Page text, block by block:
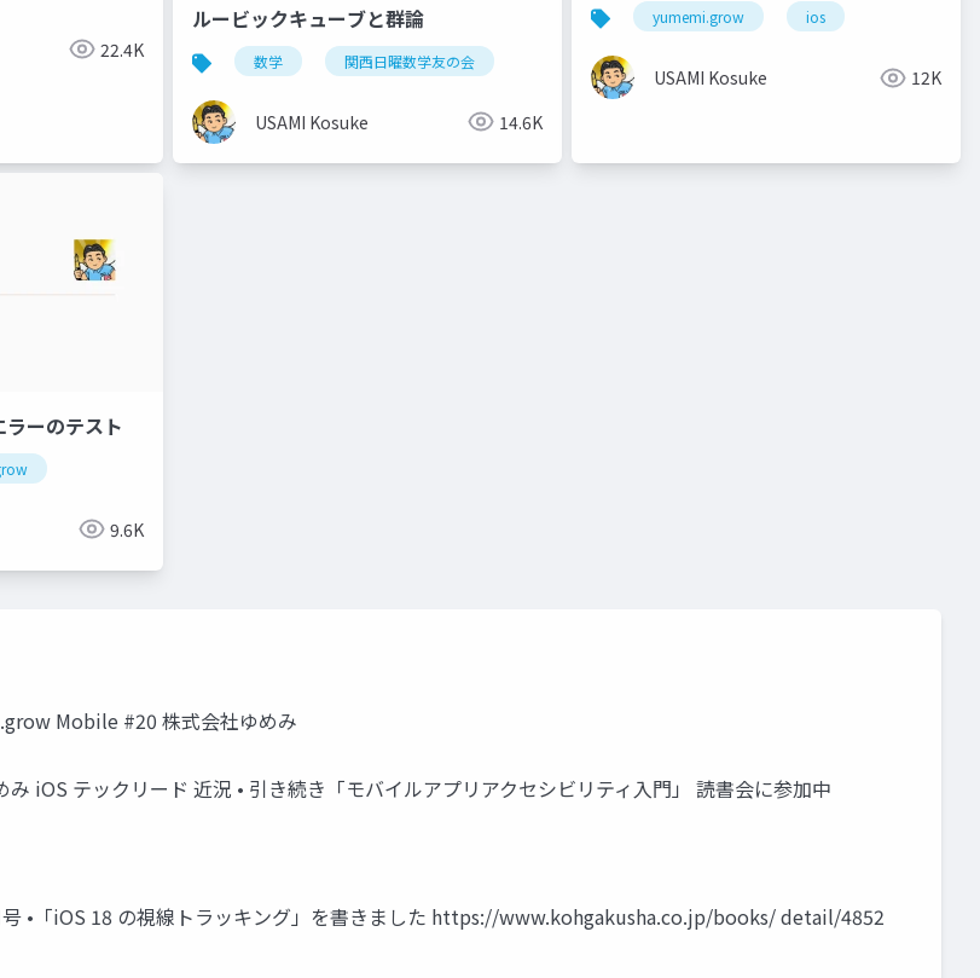
22.4K
ルービックキューブと群論
数学 関西日曜数学友の会
USAMI Kosuke 14.6K
yumemi.grow ios
USAMI Kosuke 12K
ーのテスト
9.6K
Mobile #20 株式会社ゆめみ
iOS テックリード 近況 • 引き続き「モバイルアプリアクセシビリティ入門」 読書会に参加中
•「iOS 18 の視線トラッキング」を書きました https://www.kohgakusha.co.jp/books/ detail/4852